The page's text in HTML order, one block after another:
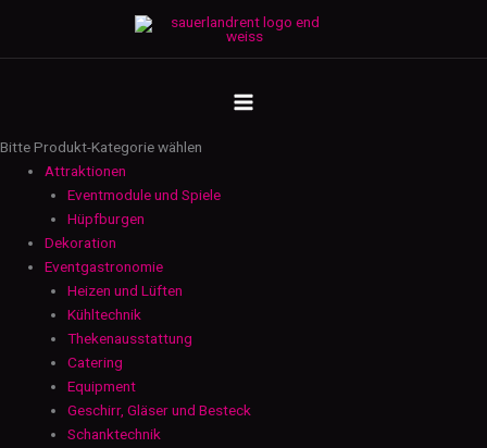
springen
MENU
Bitte Produkt-Kategorie wählen
Attraktionen
Eventmodule und Spiele
Hüpfburgen
Dekoration
Eventgastronomie
Heizen und Lüften
Kühltechnik
Thekenausstattung
Catering
Equipment
Geschirr, Gläser und Besteck
Schanktechnik
mit
-
weiß